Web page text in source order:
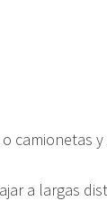
a largas